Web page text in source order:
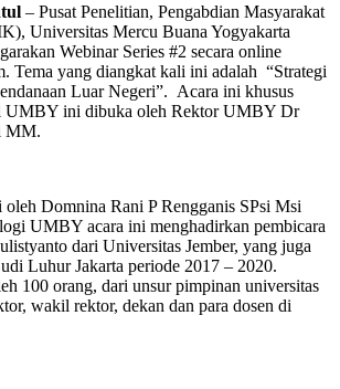
– Pusat Penelitian, Pengabdian Masyarakat
Universitas Mercu Buana Yogyakarta
Webinar Series #2 secara online
Tema yang diangkat kali ini adalah “Strategi
Luar Negeri”. Acara ini khusus
UMBY ini dibuka oleh Rektor UMBY Dr
MM.
Domnina Rani P Rengganis SPsi Msi
UMBY acara ini menghadirkan pembicara
dari Universitas Jember, yang juga
Luhur Jakarta periode 2017 – 2020.
100 orang, dari unsur pimpinan universitas
wakil rektor, dekan dan para dosen di